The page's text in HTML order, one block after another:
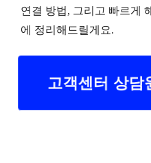
연결 방법, 그리고 빠르게
에 정리해드릴게요.
고객센터 상담